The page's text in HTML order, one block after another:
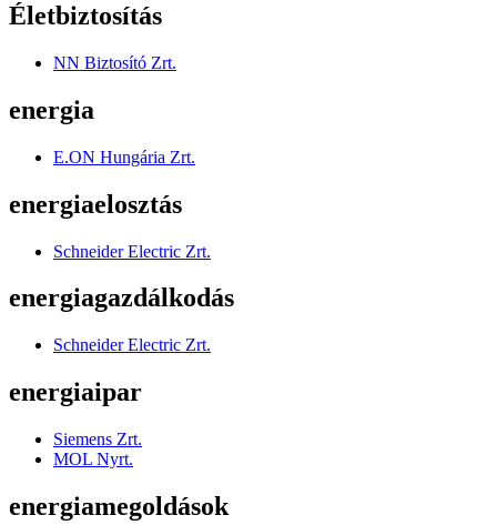
Életbiztosítás
NN Biztosító Zrt.
energia
E.ON Hungária Zrt.
energiaelosztás
Schneider Electric Zrt.
energiagazdálkodás
Schneider Electric Zrt.
energiaipar
Siemens Zrt.
MOL Nyrt.
energiamegoldások